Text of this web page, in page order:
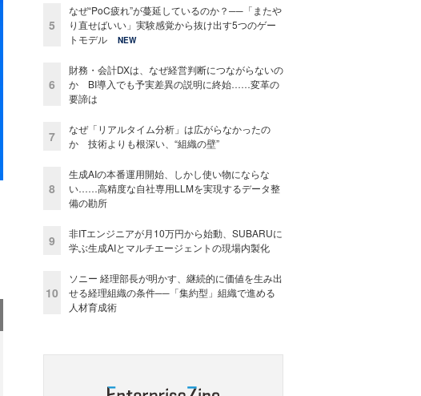
5
なぜ“PoC疲れ”が蔓延しているのか？──「またや
り直せばいい」実験感覚から抜け出す5つのゲー
トモデル
NEW
6
財務・会計DXは、なぜ経営判断につながらないの
か BI導入でも予実差異の説明に終始……変革の
要諦は
7
なぜ「リアルタイム分析」は広がらなかったの
か 技術よりも根深い、“組織の壁”
8
生成AIの本番運用開始、しかし使い物にならな
い……高精度な自社専用LLMを実現するデータ整
備の勘所
9
非ITエンジニアが月10万円から始動、SUBARUに
学ぶ生成AIとマルチエージェントの現場内製化
10
ソニー 経理部長が明かす、継続的に価値を生み出
せる経理組織の条件──「集約型」組織で進める
人材育成術